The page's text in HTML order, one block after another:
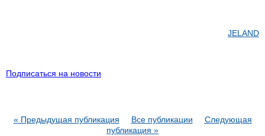
JELAND
Подписаться на новости
« Предыдущая публикация Все публикации
Следующая
публикация »